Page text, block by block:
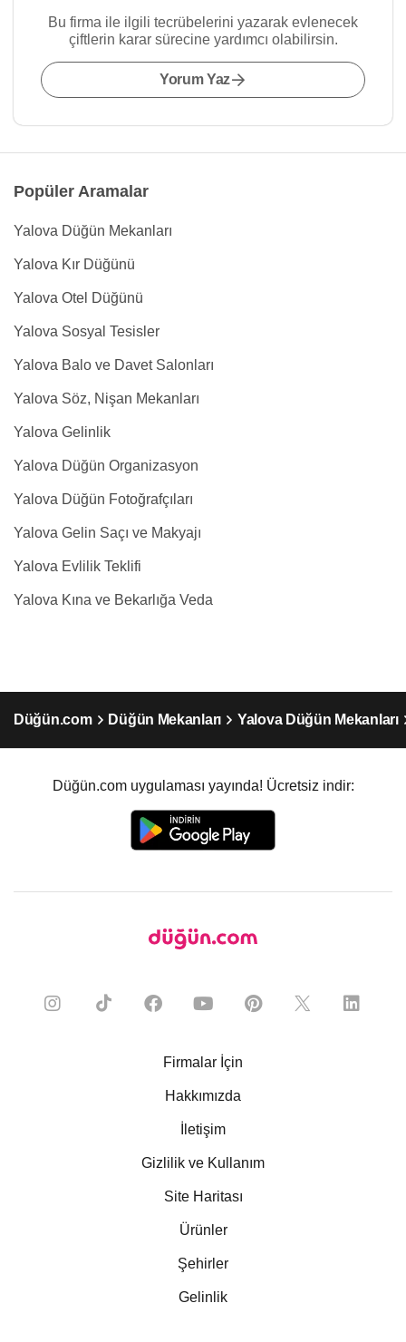
Bu firma ile ilgili tecrübelerini yazarak evlenecek
çiftlerin karar sürecine yardımcı olabilirsin.
Yorum Yaz
Popüler Aramalar
Yalova Düğün Mekanları
Yalova Kır Düğünü
Yalova Otel Düğünü
Yalova Sosyal Tesisler
Yalova Balo ve Davet Salonları
Yalova Söz, Nişan Mekanları
Yalova Gelinlik
Yalova Düğün Organizasyon
Yalova Düğün Fotoğrafçıları
Yalova Gelin Saçı ve Makyajı
Yalova Evlilik Teklifi
Yalova Kına ve Bekarlığa Veda
Düğün.com Düğün Mekanları Yalova Düğün Mekanları
Düğün.com uygulaması yayında! Ücretsiz indir:
Firmalar İçin
Hakkımızda
İletişim
Gizlilik ve Kullanım
Site Haritası
Ürünler
Şehirler
Gelinlik